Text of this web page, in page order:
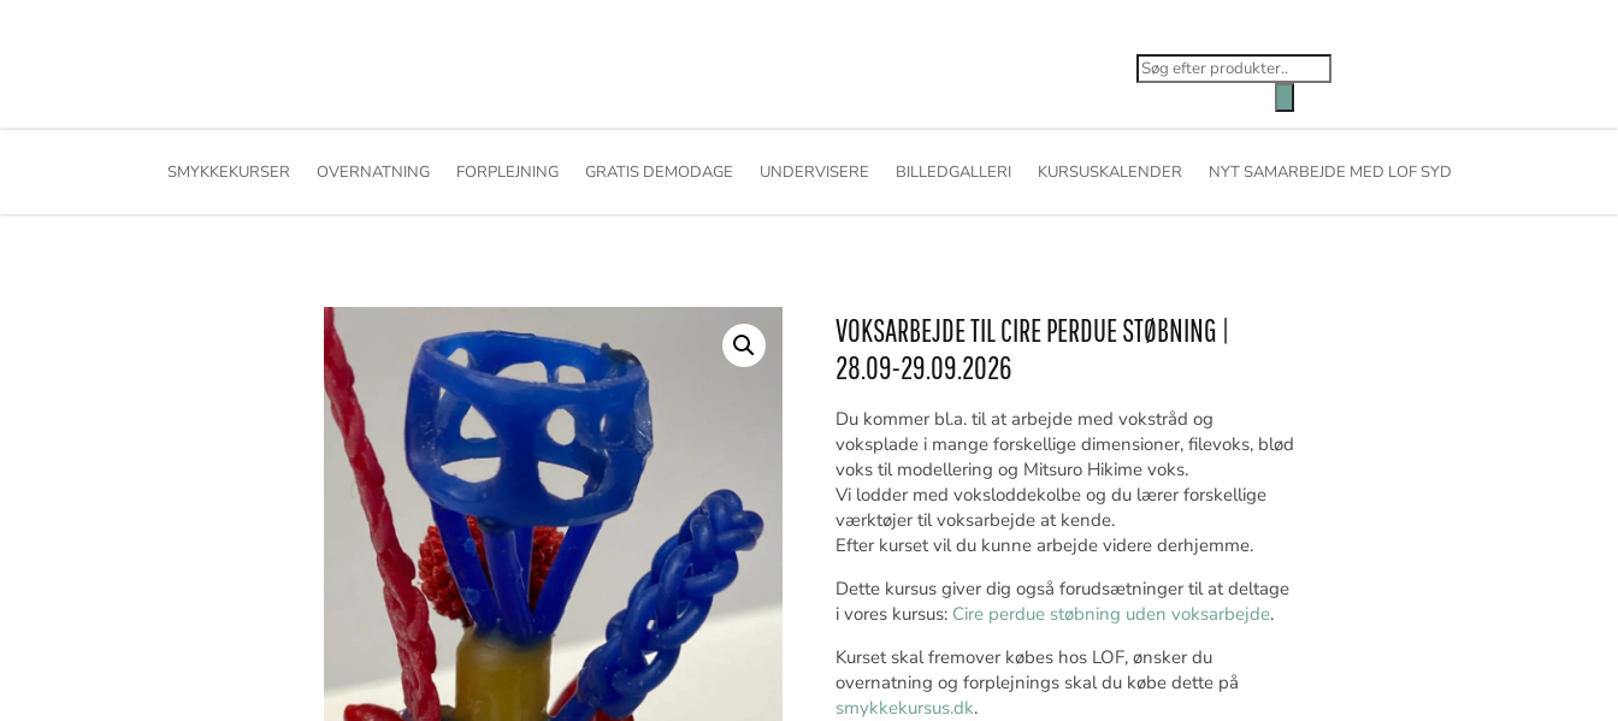
Products
search
SMYKKEKURSER OVERNATNING FORPLEJNING GRATIS DEMODAGE UNDERVISERE BILLEDGALLERI KURSUSKALENDER NYT SAMARBEJDE MED LOF SYD
VOKSARBEJDE TIL CIRE PERDUE STØBNING |
28.09-29.09.2026
Du kommer bl.a. til at arbejde med vokstråd og
voksplade i mange forskellige dimensioner, filevoks, blød
voks til modellering og Mitsuro Hikime voks.
Vi lodder med voksloddekolbe og du lærer forskellige
værktøjer til voksarbejde at kende.
Efter kurset vil du kunne arbejde videre derhjemme.
Dette kursus giver dig også forudsætninger til at deltage
i vores kursus: Cire perdue støbning uden voksarbejde.
Kurset skal fremover købes hos LOF, ønsker du
overnatning og forplejnings skal du købe dette på
smykkekursus.dk.